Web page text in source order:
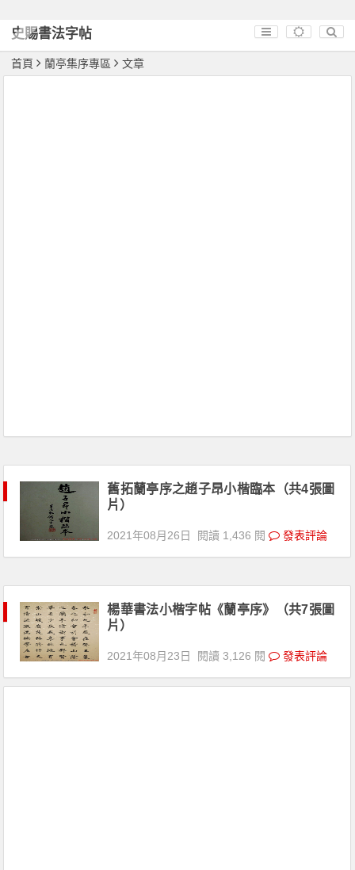
史賜書法字帖
首頁 蘭亭集序專區 文章
舊拓蘭亭序之趙子昂小楷臨本（共4張圖
片）
2021年08月26日 閱讀 1,436 閱 發表評論
楊華書法小楷字帖《蘭亭序》（共7張圖
片）
2021年08月23日 閱讀 3,126 閱 發表評論